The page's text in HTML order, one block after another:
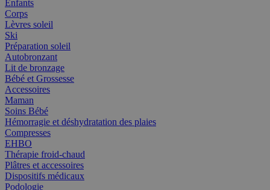
Enfants
Corps
Lèvres soleil
Ski
Préparation soleil
Autobronzant
Lit de bronzage
Bébé et Grossesse
Accessoires
Maman
Soins Bébé
Hémorragie et déshydratation des plaies
Compresses
EHBO
Thérapie froid-chaud
Plâtres et accessoires
Dispositifs médicaux
Podologie